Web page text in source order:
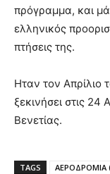
πρόγραμμα, και
ελληνικός
πτήσεις της.
Ηταν τον Απρίλιο
ξεκινήσει στις
Βενετίας.
TAGS
ΑΕΡΟΔΡΟΜΙΑ